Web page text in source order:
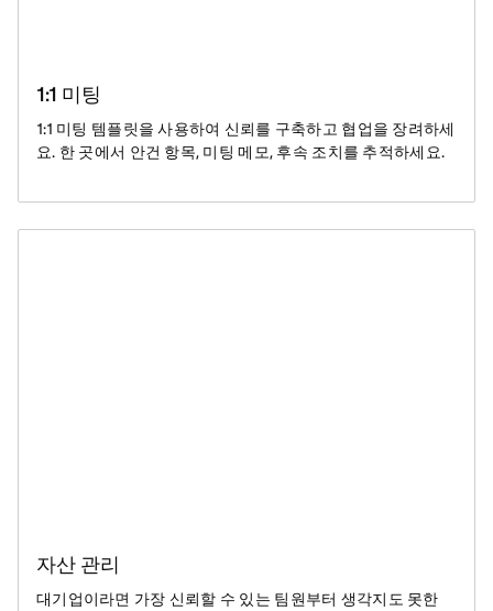
1:1 미팅
1:1 미팅 템플릿을 사용하여 신뢰를 구축하고 협업을 장려하세
요. 한 곳에서 안건 항목, 미팅 메모, 후속 조치를 추적하세요.
자산 관리
대기업이라면 가장 신뢰할 수 있는 팀원부터 생각지도 못한